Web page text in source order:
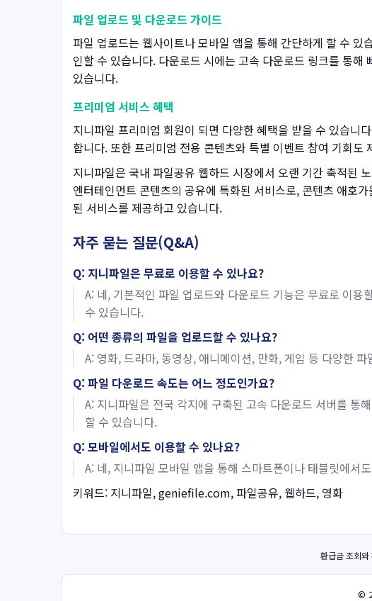
파일 업로드 및 다운로드 가이드
파일 업로드는 웹사이트나 모바일 앱을 통해 간단하게 할 수
인할 수 있습니다. 다운로드 시에는 고속 다운로드 링크를 통
있습니다.
프리미엄 서비스 혜택
지니파일 프리미엄 회원이 되면 다양한 혜택을 받을 수 있습니
합니다. 또한 프리미엄 전용 콘텐츠와 특별 이벤트 참여 기회
지니파일은 국내 파일공유 웹하드 시장에서 오랜 기간 축적된
엔터테인먼트 콘텐츠의 공유에 특화된 서비스로, 콘텐츠 애호
된 서비스를 제공하고 있습니다.
자주 묻는 질문(Q&A)
Q: 지니파일은 무료로 이용할 수 있나요?
A: 네, 기본적인 파일 업로드와 다운로드 기능은 무료로 이
수 있습니다.
Q: 어떤 종류의 파일을 업로드할 수 있나요?
A: 영화, 드라마, 동영상, 애니메이션, 만화, 게임 등 다양한
Q: 파일 다운로드 속도는 어느 정도인가요?
A: 지니파일은 전국 각지에 구축된 고속 다운로드 서버를 통
할 수 있습니다.
Q: 모바일에서도 이용할 수 있나요?
A: 네, 지니파일 모바일 앱을 통해 스마트폰이나 태블릿에서
키워드: 지니파일, geniefile.com, 파일공유, 웹하드, 영화
환급금 조회와
©